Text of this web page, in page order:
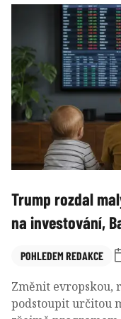
Trump rozdal
na investování,
POHLEDEM REDAKCE
Změnit evropskou,
podstoupit určitou